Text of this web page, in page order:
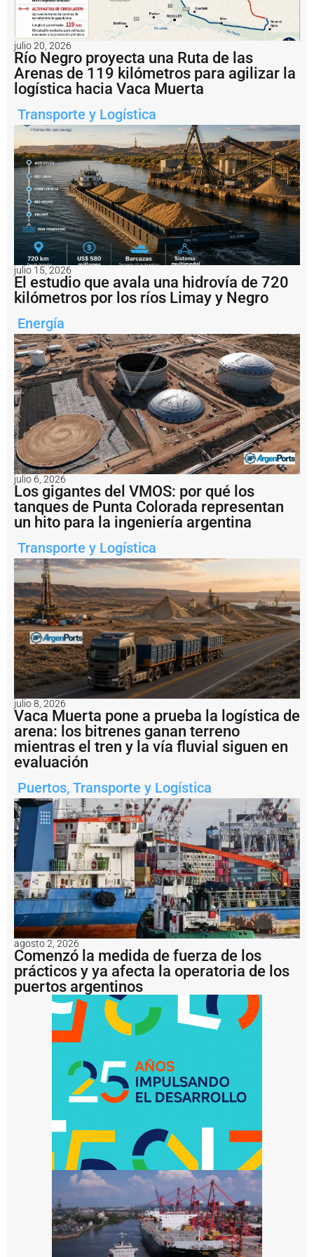
f
t
u
r
a
c
n
fi
r
m
ó
e
l
r
e
s
t
b
l
e
c
i
m
i
e
n
t
o
p
r
o
g
r
e
s
i
v
o
e
l
t
r
á
n
s
it
o
d
e
b
u
q
u
e
s
y
u
p
e
r
v
ó
6
6
m
o
v
i
m
i
e
julio 20, 2026
Río Negro proyecta una Ruta de las
Arenas de 119 kilómetros para agilizar la
logística hacia Vaca Muerta
Transporte y Logística
julio 15, 2026
El estudio que avala una hidrovía de 720
kilómetros por los ríos Limay y Negro
Energía
julio 6, 2026
Los gigantes del VMOS: por qué los
tanques de Punta Colorada representan
un hito para la ingeniería argentina
Transporte y Logística
julio 8, 2026
Vaca Muerta pone a prueba la logística de
arena: los bitrenes ganan terreno
mientras el tren y la vía fluvial siguen en
evaluación
Puertos, Transporte y Logística
agosto 2, 2026
Comenzó la medida de fuerza de los
prácticos y ya afecta la operatoria de los
puertos argentinos